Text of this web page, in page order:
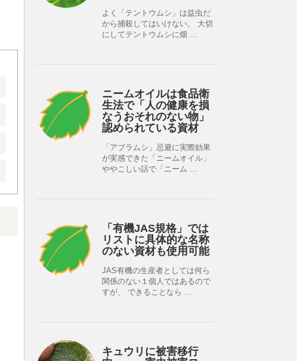
よく「テントウムシ」は益虫だ
から捕殺してはいけない。 大切
にしてテントウムシに畑 …
ニームオイルは食品衛
生法で「人の健康を損
なうおそれのない物」
認められている資材
「アブラムシ」忌避に実際効果
が実感できた「ニームオイル」
ややこしい話で「ニーム …
「有機JAS規格」では
リストに具体的な名称
のない資材も使用可能
JAS有機の生産者としては何ら
関係のない１個人ではあるので
すが、 できることなら …
キュウリに被害移行